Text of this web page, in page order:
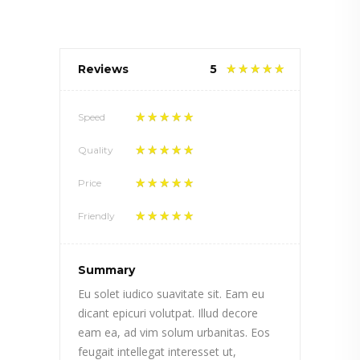
Reviews 5
Speed
Quality
Price
Friendly
Summary
Eu solet iudico suavitate sit. Eam eu
dicant epicuri volutpat. Illud decore
eam ea, ad vim solum urbanitas. Eos
feugait intellegat interesset ut,